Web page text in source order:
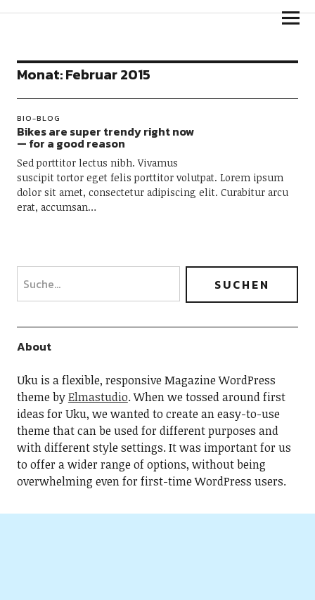
Goldpfeil Blog
Monat:Februar 2015
BIO-BLOG
Bikes are super trendy right now
— for a good reason
Sed porttitor lectus nibh. Vivamus
suscipit tortor eget felis porttitor volutpat. Lorem ipsum
dolor sit amet, consectetur adipiscing elit. Curabitur arcu
erat, accumsan…
About
Uku is a flexible, responsive Magazine WordPress
theme byElmastudio. When we tossed around first
ideas for Uku, we wanted to create an easy-to-use
theme that can be used for different purposes and
with different style settings. It was important for us
to offer a wider range of options, without being
overwhelming even for first-time WordPress users.